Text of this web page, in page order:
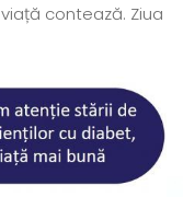
contează. Ziua